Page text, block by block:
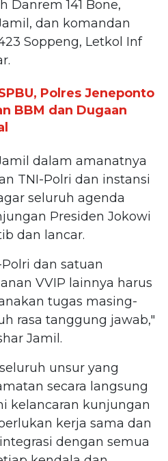
Danrem 141 Bone,
dan komandan
Soppeng, Letkol Inf
Polres Jeneponto
BBM dan Dugaan
dalam amanatnya
TNI-Polri dan instansi
seluruh agenda
Presiden Jokowi
dan lancar.
dan satuan
VVIP lainnya harus
tugas masing-
rasa tanggung jawab,"
Jamil.
unsur yang
secara langsung
kelancaran kunjungan
kerja sama dan
dengan semua